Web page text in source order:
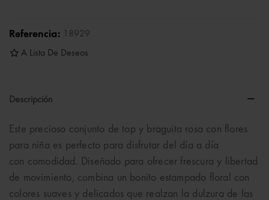
Referencia: 18929
A Lista De Deseos
Descripción
Este precioso conjunto de top y braguita rosa con flores
para niña es perfecto para disfrutar del día a día
con comodidad. Diseñado para ofrecer frescura y libertad
de movimiento, combina un bonito estampado floral con
colores suaves y delicados que realzan la dulzura de las